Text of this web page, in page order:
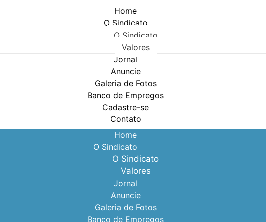
Home
O Sindicato
O Sindicato
Valores
Jornal
Anuncie
Galeria de Fotos
Banco de Empregos
Cadastre-se
Contato
Home
O Sindicato
O Sindicato
Valores
Jornal
Anuncie
Galeria de Fotos
Banco de Empregos